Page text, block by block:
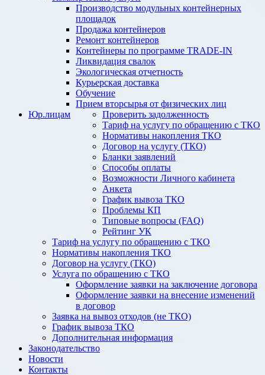
Производство модульных контейнерных
площадок
Продажа контейнеров
Ремонт контейнеров
Контейнеры по программе TRADE-IN
Ликвидация свалок
Экологическая отчетность
Курьерская доставка
Обучение
Прием вторсырья от физических лиц
Проверить задолженность
Тариф на услугу по обращению с ТКО
Нормативы накопления ТКО
Договор на услугу (ТКО)
Бланки заявлений
Способы оплаты
Возможности Личного кабинета
Анкета
График вывоза ТКО
Проблемы КП
Типовые вопросы (FAQ)
Рейтинг УК
Юр.лицам
Тариф на услугу по обращению с ТКО
Нормативы накопления ТКО
Договор на услугу (ТКО)
Услуга по обращению с ТКО
Оформление заявки на заключение договора
Оформление заявки на внесение изменений
в договор
Заявка на вывоз отходов (не ТКО)
График вывоза ТКО
Дополнительная информация
Законодательство
Новости
Контакты